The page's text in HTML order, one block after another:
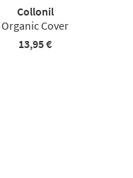
Collonil
Organic Cover
13,95 €